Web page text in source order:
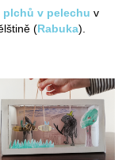
plchů v pelechu v
(Rabuka).